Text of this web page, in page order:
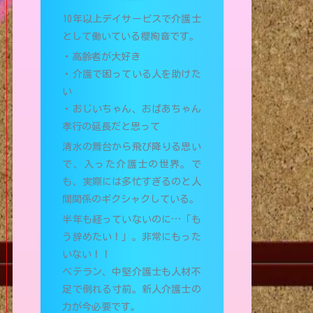
10年以上デイサービスで介護士
として働いている櫻絢音です。
・高齢者が大好き
・介護で困っている人を助けた
い
・おじいちゃん、おばあちゃん
孝行の延長だと思って
清水の舞台から飛び降りる思い
で、入った介護士の世界。で
も、実際には多忙すぎるのと人
間関係のギクシャクしている。
半年も経っていないのに…「も
う辞めたい！」。非常にもった
いない！！
ベテラン、中堅介護士も人材不
足で倒れる寸前。新人介護士の
力が今必要です。